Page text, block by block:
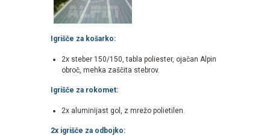
Igrišče za košarko:
2x steber 150/150, tabla poliester, ojačan Alpin
obroč, mehka zaščita stebrov.
Igrišče za rokomet:
2x aluminijast gol, z mrežo polietilen.
2x igrišče za odbojko: